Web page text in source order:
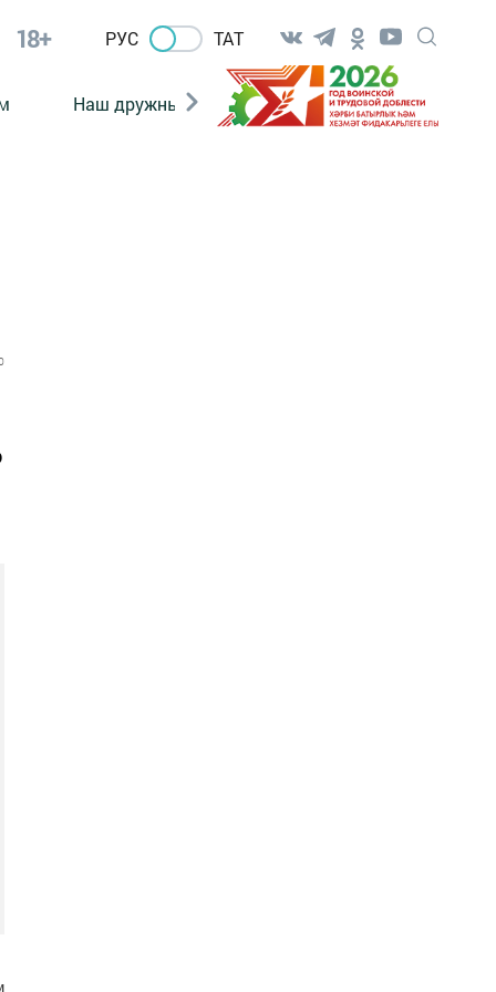
18+ РУС ТАТ
Наш дружный коллектив Документы